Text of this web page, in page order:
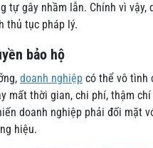
tự gây nhầm lẫn. Chính vì
thủ tục pháp lý.
bảo hộ
doanh nghiệp có thể vô tình
mất thời gian, chi phí, thậm
doanh nghiệp phải đối mặt
hiệu.